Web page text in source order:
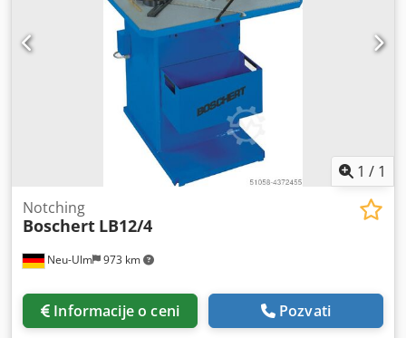
1 / 1
Neu-Ulm 973 km
Notching
Boschert LB12/4
Informacije o ceni Pozvati